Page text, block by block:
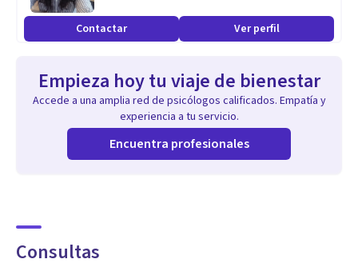
intervenir. Valoro el trabajo colaborativo, el humor como
recurso terapéutico y la posibilidad de construir, junto a
mismos.
Contactar Ver perfil
Empieza hoy tu viaje de bienestar
Accede a una amplia red de psicólogos calificados. Empatía y
experiencia a tu servicio.
Encuentra profesionales
Consultas